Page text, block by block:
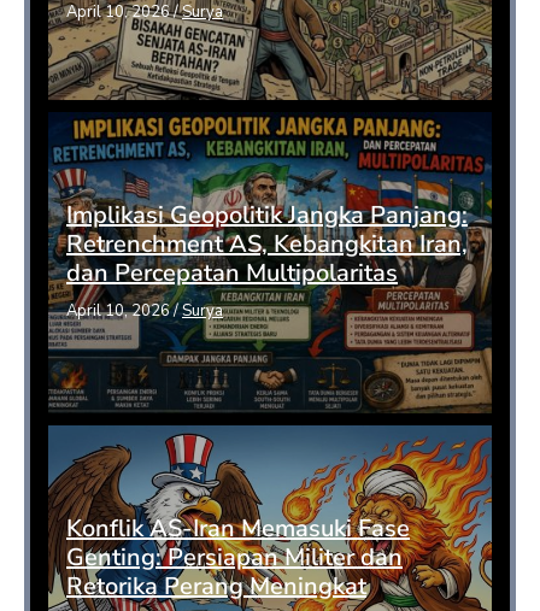
April 10, 2026/Surya
Implikasi Geopolitik Jangka Panjang:
Retrenchment AS, Kebangkitan Iran,
dan Percepatan Multipolaritas
April 10, 2026/Surya
Konflik AS-Iran Memasuki Fase
Genting: Persiapan Militer dan
Retorika Perang Meningkat